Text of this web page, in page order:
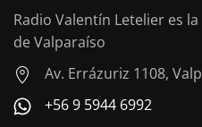
Radio Valentín Letelier es
de Valparaíso
Av. Errázuriz 1108,
+56 9 5944 6992